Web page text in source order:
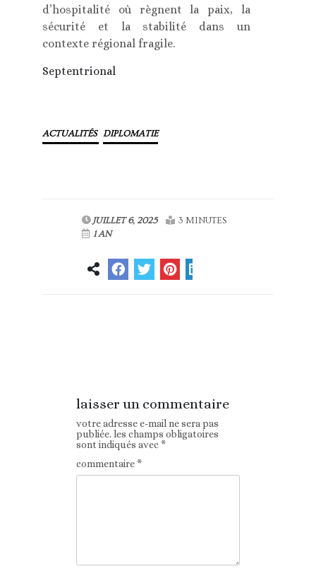
d’hospitalité où règnent la paix, la
sécurité et la stabilité dans un
contexte régional fragile.
Septentrional
ACTUALITÉS DIPLOMATIE
JUILLET 6, 2025
3 MINUTES
1 AN
laisser un commentaire
votre adresse e-mail ne sera pas
publiée. les champs obligatoires
sont indiqués avec*
commentaire*